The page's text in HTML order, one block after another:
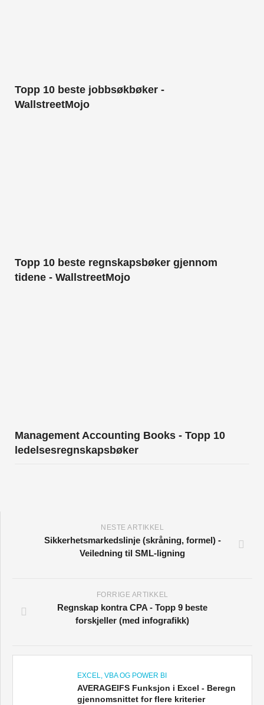
Topp 10 beste jobbsøkbøker -
WallstreetMojo
Topp 10 beste regnskapsbøker gjennom
tidene - WallstreetMojo
Management Accounting Books - Topp 10
ledelsesregnskapsbøker
NESTE ARTIKKEL
Sikkerhetsmarkedslinje (skråning, formel) -
Veiledning til SML-ligning
FORRIGE ARTIKKEL
Regnskap kontra CPA - Topp 9 beste
forskjeller (med infografikk)
EXCEL, VBA OG POWER BI
AVERAGEIFS Funksjon i Excel - Beregn
gjennomsnittet for flere kriterier